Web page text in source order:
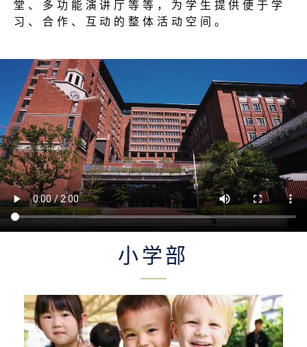
堂、多功能演讲厅等等，为学生提供便于学
习、合作、互动的整体活动空间。
小学部
幼儿园(2-5岁)